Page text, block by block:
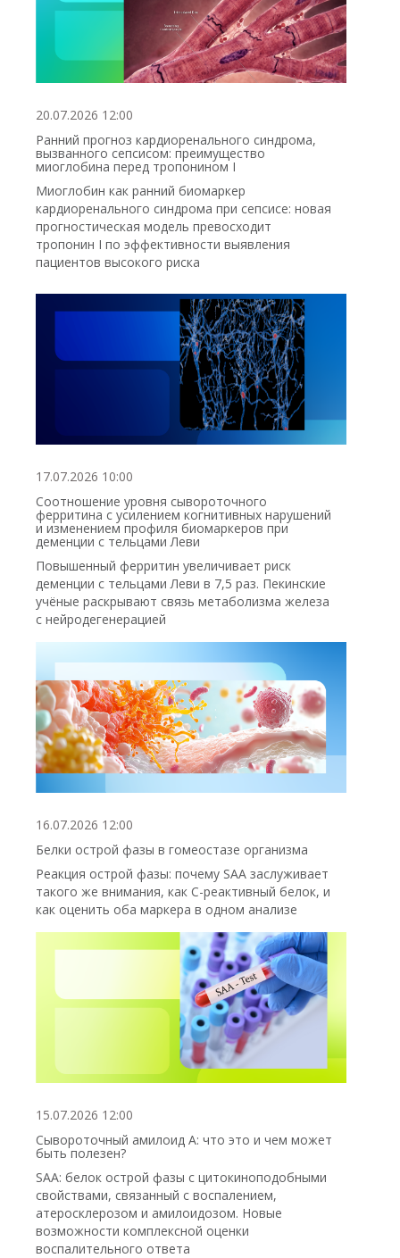
20.07.2026 12:00
Ранний прогноз кардиоренального синдрома,
вызванного сепсисом: преимущество
миоглобина перед тропонином I
Миоглобин как ранний биомаркер
кардиоренального синдрома при сепсисе: новая
прогностическая модель превосходит
тропонин I по эффективности выявления
пациентов высокого риска
17.07.2026 10:00
Соотношение уровня сывороточного
ферритина с усилением когнитивных нарушений
и изменением профиля биомаркеров при
деменции с тельцами Леви
Повышенный ферритин увеличивает риск
деменции с тельцами Леви в 7,5 раз. Пекинские
учёные раскрывают связь метаболизма железа
с нейродегенерацией
16.07.2026 12:00
Белки острой фазы в гомеостазе организма
Реакция острой фазы: почему SAA заслуживает
такого же внимания, как С-реактивный белок, и
как оценить оба маркера в одном анализе
15.07.2026 12:00
Сывороточный амилоид А: что это и чем может
быть полезен?
SAA: белок острой фазы с цитокиноподобными
свойствами, связанный с воспалением,
атеросклерозом и амилоидозом. Новые
возможности комплексной оценки
воспалительного ответа